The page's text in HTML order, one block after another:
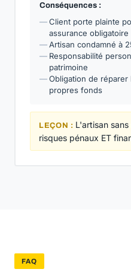
Conséquences :
Client porte plainte
assurance obligatoire
Artisan condamné à
Responsabilité
patrimoine
Obligation de
propres fonds
LEÇON : L'artisan
risques pénaux ET
FAQ